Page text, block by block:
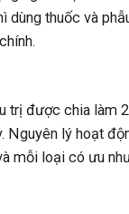
dùng thuốc và
trị được chia làm
Nguyên lý hoạt
mỗi loại có ưu